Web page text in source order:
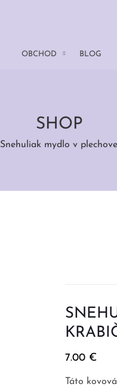
OBCHOD BLOG
SHOP
Snehuliak mydlo v
7.00 €
Táto